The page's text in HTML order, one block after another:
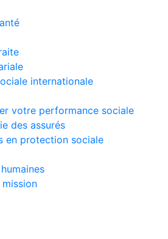
internationale
votre performance sociale
des assurés
en protection sociale